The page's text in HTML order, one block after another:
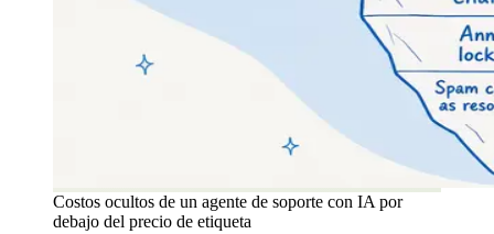
Costos ocultos de un agente de soporte con IA por
debajo del precio de etiqueta